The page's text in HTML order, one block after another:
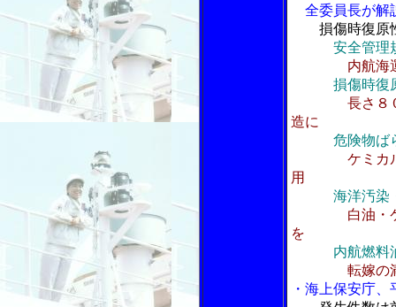
全委員長が解
損傷時復原
安全管理
内航海
損傷時復
長さ８
造に
危険物ば
ケミカ
用
海洋汚染
白油・
を
内航燃料
転嫁の
・海上保安庁